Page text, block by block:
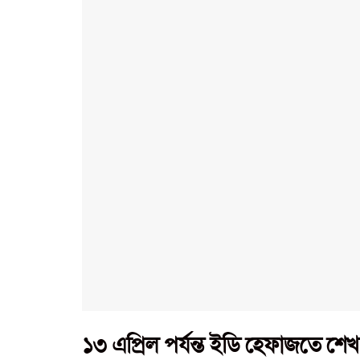
১৩ এপ্রিল পর্যন্ত ইডি হেফাজতে